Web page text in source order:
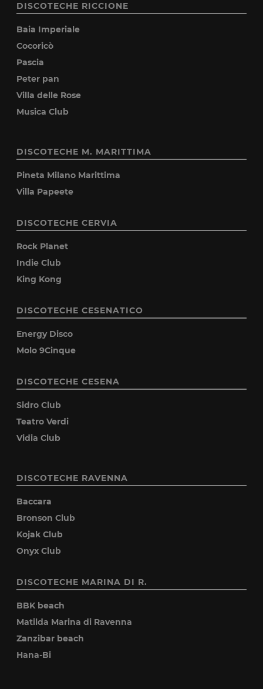
DISCOTECHE RICCIONE
Baia Imperiale
Cocoricò
Pascia
Peter pan
Villa delle Rose
Musica Club
DISCOTECHE M. MARITTIMA
Pineta Milano Marittima
Villa Papeete
DISCOTECHE CERVIA
Rock Planet
Indie Club
King Kong
DISCOTECHE CESENATICO
Energy Disco
Molo 9Cinque
DISCOTECHE CESENA
Sidro Club
Teatro Verdi
Vidia Club
DISCOTECHE RAVENNA
Baccara
Bronson Club
Kojak Club
Onyx Club
DISCOTECHE MARINA DI R.
BBK beach
Matilda Marina di Ravenna
Zanzibar beach
Hana-Bi